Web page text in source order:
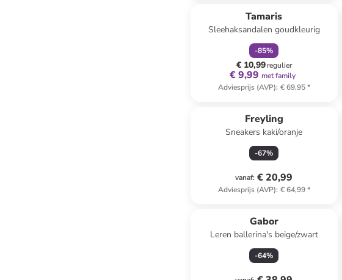
Tamaris
Sleehaksandalen goudkleurig
-85%
€ 10,99regulier
€ 9,99 met family
Adviesprijs (AVP): € 69,95*
Freyling
Sneakers kaki/oranje
-67%
vanaf: € 20,99
Adviesprijs (AVP): € 64,99*
Gabor
Leren ballerina's beige/zwart
-64%